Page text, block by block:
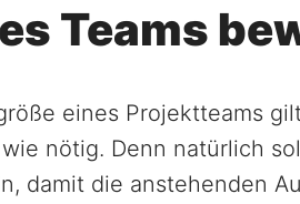
Teams
eines Projektteams
nötig. Denn natürlich
damit die anstehenden